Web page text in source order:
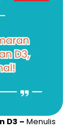
D3 – Menulis